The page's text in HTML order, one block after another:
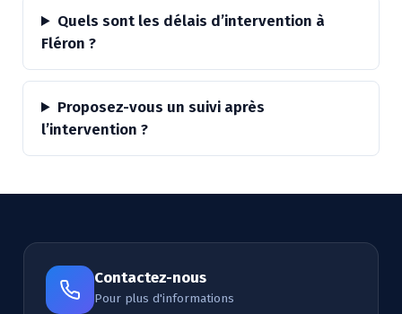
Quels sont les délais d’intervention à
Fléron ?
Proposez-vous un suivi après
l’intervention ?
Contactez-nous
Pour plus d'informations